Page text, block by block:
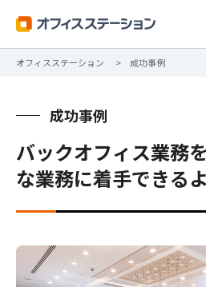
オフィスステーション 成功事例
成功事例
バックオフィス業務
な業務に着手できる